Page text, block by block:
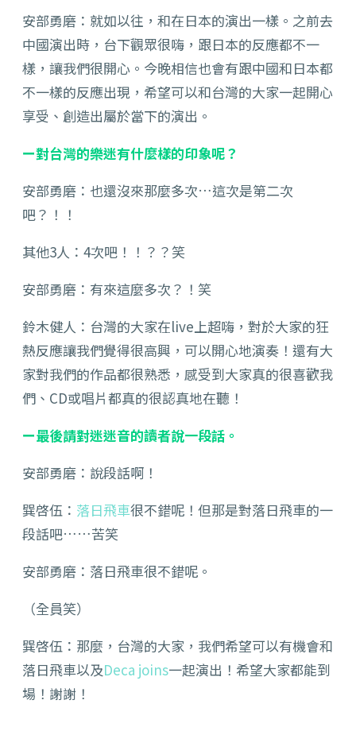
安部勇磨：就如以往，和在日本的演出一樣。之前去
中國演出時，台下觀眾很嗨，跟日本的反應都不一
樣，讓我們很開心。今晚相信也會有跟中國和日本都
不一樣的反應出現，希望可以和台灣的大家一起開心
享受、創造出屬於當下的演出。
ー對台灣的樂迷有什麼樣的印象呢？
安部勇磨：也還沒來那麼多次…這次是第二次
吧？！！
其他3人：4次吧！！？？笑
安部勇磨：有來這麼多次？！笑
鈴木健人：台灣的大家在live上超嗨，對於大家的狂
熱反應讓我們覺得很高興，可以開心地演奏！還有大
家對我們的作品都很熟悉，感受到大家真的很喜歡我
們、CD或唱片都真的很認真地在聽！
ー最後請對迷迷音的讀者說一段話。
安部勇磨：說段話啊！
巽啓伍： 落日飛車很不錯呢！但那是對落日飛車的一
段話吧……苦笑
安部勇磨：落日飛車很不錯呢。
（全員笑）
巽啓伍：那麼，台灣的大家，我們希望可以有機會和
落日飛車以及Deca joins一起演出！希望大家都能到
場！謝謝！